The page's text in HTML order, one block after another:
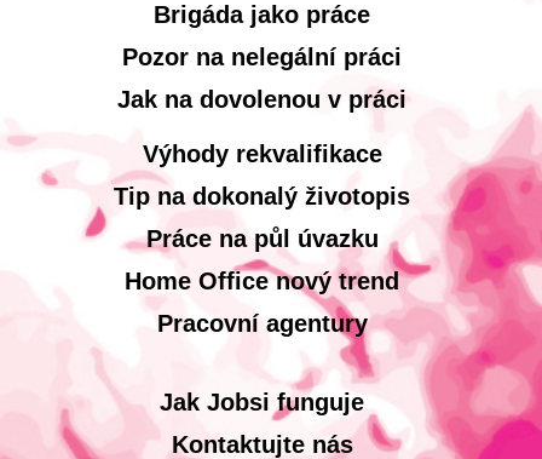
Brigáda jako práce
Pozor na nelegální práci
Jak na dovolenou v práci
Výhody rekvalifikace
Tip na dokonalý životopis
Práce na půl úvazku
Home Office nový trend
Pracovní agentury
Jak Jobsi funguje
Kontaktujte nás